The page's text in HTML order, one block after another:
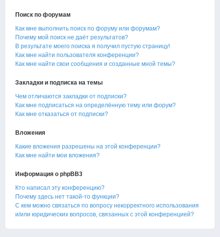
Поиск по форумам
Как мне выполнить поиск по форуму или форумам?
Почему мой поиск не даёт результатов?
В результате моего поиска я получил пустую страницу!
Как мне найти пользователя конференции?
Как мне найти свои сообщения и созданные мной темы?
Закладки и подписка на темы
Чем отличаются закладки от подписки?
Как мне подписаться на определённую тему или форум?
Как мне отказаться от подписки?
Вложения
Какие вложения разрешены на этой конференции?
Как мне найти мои вложения?
Информация о phpBB3
Кто написал эту конференцию?
Почему здесь нет такой-то функции?
С кем можно связаться по вопросу некорректного использования
и/или юридических вопросов, связанных с этой конференцией?